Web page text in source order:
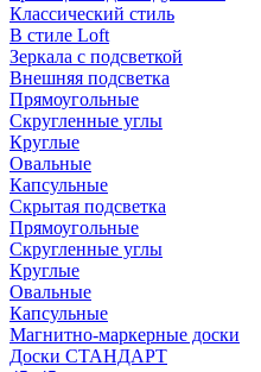
Классический стиль
В стиле Loft
Зеркала с подсветкой
Внешняя подсветка
Прямоугольные
Скругленные углы
Круглые
Овальные
Капсульные
Скрытая подсветка
Прямоугольные
Скругленные углы
Круглые
Овальные
Капсульные
Магнитно-маркерные доски
Доски СТАНДАРТ